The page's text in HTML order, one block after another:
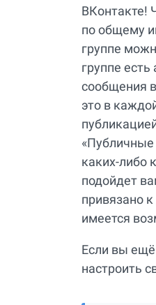
ВКонтакте!
по общему
группе
группе
сообщения
это в
«Публичные
каких-либо
подойдет
привязано
имеется
Если вы ещё
настроить